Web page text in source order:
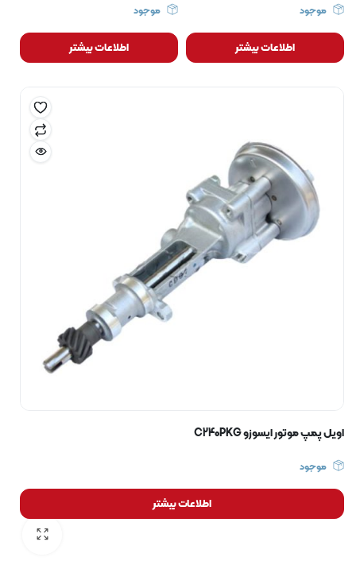
موجود
اطلاعات بیشتر
موجود
اطلاعات بیشتر
اویل پمپ موتور ایسوزو C240PKG
موجود
اطلاعات بیشتر